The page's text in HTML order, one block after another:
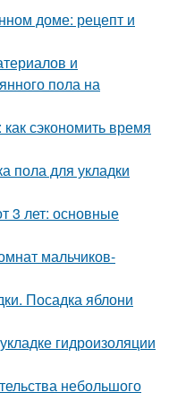
доме: рецепт и
и
пола на
сэкономить время
пола для укладки
3 лет: основные
мальчиков-
Посадка яблони
гидроизоляции
небольшого